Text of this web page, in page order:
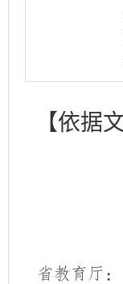
【依据
省教育厅：